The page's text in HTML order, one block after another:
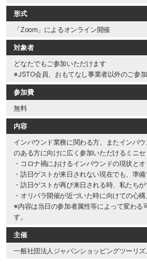
形式
「Zoom」によるオンライン開催
対象者
どなたでもご参加いただけます
※JSTO会員、おもてなし事業者以外のご参
参加費
無料
内容
インバウンド業務に関わる方、またインバ
のある方に向けに広く参加いただけるミニセ
・コロナ禍におけるインバウンドの現状と
・訪日ゲストが来日されない現在でも、準備
・訪日ゲストが再び来日される時、私たちが
・オリパラ開催が近づいた時に向けての心構
※内容は当日の参加者属性等によって変わる
す。
主催
一般社団法人ジャパンショッピングツーリズ